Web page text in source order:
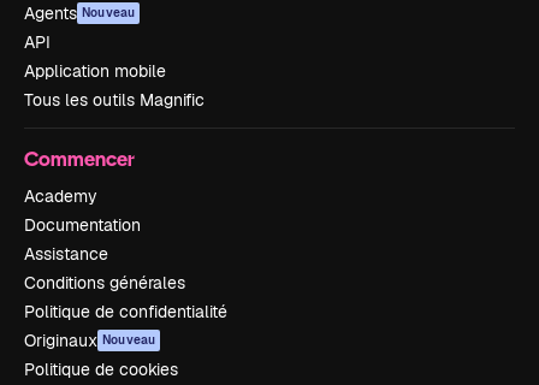
Agents Nouveau
API
Application mobile
Tous les outils Magnific
Commencer
Academy
Documentation
Assistance
Conditions générales
Politique de confidentialité
Originaux Nouveau
Politique de cookies